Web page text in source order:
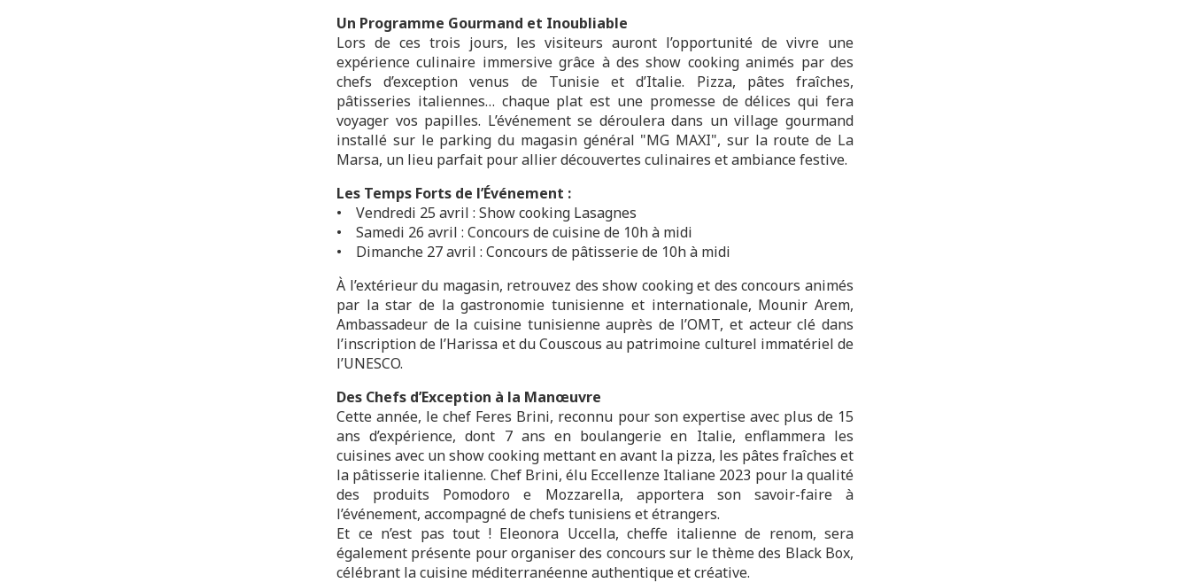
Un Programme Gourmand et Inoubliable
Lors de ces trois jours, les visiteurs auront l’opportunité de vivre une
expérience culinaire immersive grâce à des show cooking animés par des
chefs d’exception venus de Tunisie et d’Italie. Pizza, pâtes fraîches,
pâtisseries italiennes… chaque plat est une promesse de délices qui fera
voyager vos papilles. L’événement se déroulera dans un village gourmand
installé sur le parking du magasin général "MG MAXI", sur la route de La
Marsa, un lieu parfait pour allier découvertes culinaires et ambiance festive.
Les Temps Forts de l’Événement :
• Vendredi 25 avril : Show cooking Lasagnes
• Samedi 26 avril : Concours de cuisine de 10h à midi
• Dimanche 27 avril : Concours de pâtisserie de 10h à midi
À l’extérieur du magasin, retrouvez des show cooking et des concours animés
par la star de la gastronomie tunisienne et internationale, Mounir Arem,
Ambassadeur de la cuisine tunisienne auprès de l’OMT, et acteur clé dans
l’inscription de l’Harissa et du Couscous au patrimoine culturel immatériel de
l’UNESCO.
Des Chefs d’Exception à la Manœuvre
Cette année, le chef Feres Brini, reconnu pour son expertise avec plus de 15
ans d’expérience, dont 7 ans en boulangerie en Italie, enflammera les
cuisines avec un show cooking mettant en avant la pizza, les pâtes fraîches et
la pâtisserie italienne. Chef Brini, élu Eccellenze Italiane 2023 pour la qualité
des produits Pomodoro e Mozzarella, apportera son savoir-faire à
l’événement, accompagné de chefs tunisiens et étrangers.
Et ce n’est pas tout ! Eleonora Uccella, cheffe italienne de renom, sera
également présente pour organiser des concours sur le thème des Black Box,
célébrant la cuisine méditerranéenne authentique et créative.